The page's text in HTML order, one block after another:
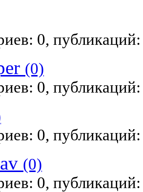
0,
(0)
0,
0,
(0)
0,